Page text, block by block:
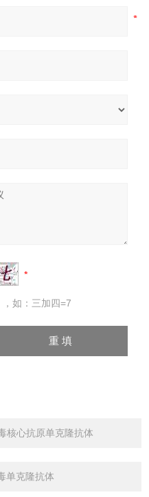
如：三加四=7
核心抗原单克隆抗体
单克隆抗体